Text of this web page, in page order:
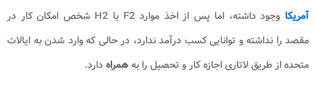
آمریکا
وجود داشته، اما پس از اخذ موارد F2 یا H2 شخص امکان کار در
مقصد را نداشته و توانایی کسب درآمد ندارد، در حالی که وارد شدن به ایالات
متحده از طریق لاتاری اجازه کار و تحصیل را بههمراهدارد.